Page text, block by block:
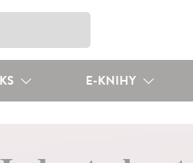
E-KNIHY